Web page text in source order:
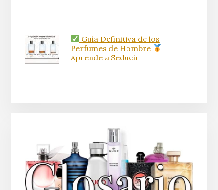
Guía Definitiva de los
Perfumes de Hombre
Aprende a Seducir